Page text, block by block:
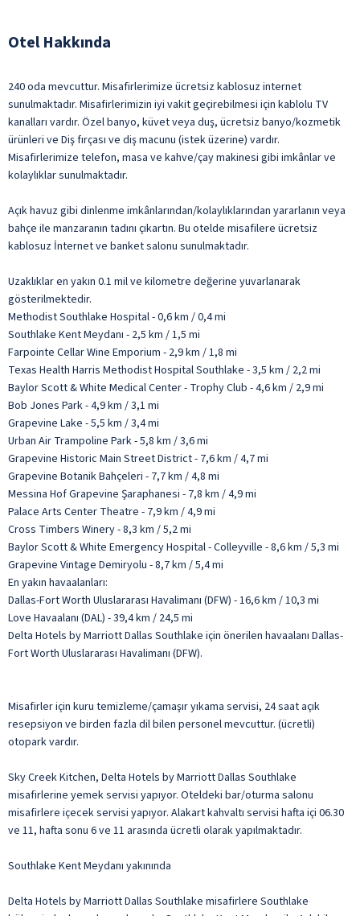
Otel Hakkında
240 oda mevcuttur. Misafirlerimize ücretsiz kablosuz internet
sunulmaktadır. Misafirlerimizin iyi vakit geçirebilmesi için kablolu TV
kanalları vardır. Özel banyo, küvet veya duş, ücretsiz banyo/kozmetik
ürünleri ve Diş fırçası ve diş macunu (istek üzerine) vardır.
Misafirlerimize telefon, masa ve kahve/çay makinesi gibi imkânlar ve
kolaylıklar sunulmaktadır.
Açık havuz gibi dinlenme imkânlarından/kolaylıklarından yararlanın veya
bahçe ile manzaranın tadını çıkartın. Bu otelde misafilere ücretsiz
kablosuz İnternet ve banket salonu sunulmaktadır.
Uzaklıklar en yakın 0.1 mil ve kilometre değerine yuvarlanarak
gösterilmektedir.
Methodist Southlake Hospital - 0,6 km / 0,4 mi
Southlake Kent Meydanı - 2,5 km / 1,5 mi
Farpointe Cellar Wine Emporium - 2,9 km / 1,8 mi
Texas Health Harris Methodist Hospital Southlake - 3,5 km / 2,2 mi
Baylor Scott & White Medical Center - Trophy Club - 4,6 km / 2,9 mi
Bob Jones Park - 4,9 km / 3,1 mi
Grapevine Lake - 5,5 km / 3,4 mi
Urban Air Trampoline Park - 5,8 km / 3,6 mi
Grapevine Historic Main Street District - 7,6 km / 4,7 mi
Grapevine Botanik Bahçeleri - 7,7 km / 4,8 mi
Messina Hof Grapevine Şaraphanesi - 7,8 km / 4,9 mi
Palace Arts Center Theatre - 7,9 km / 4,9 mi
Cross Timbers Winery - 8,3 km / 5,2 mi
Baylor Scott & White Emergency Hospital - Colleyville - 8,6 km / 5,3 mi
Grapevine Vintage Demiryolu - 8,7 km / 5,4 mi
En yakın havaalanları:
Dallas-Fort Worth Uluslararası Havalimanı (DFW) - 16,6 km / 10,3 mi
Love Havaalanı (DAL) - 39,4 km / 24,5 mi
Delta Hotels by Marriott Dallas Southlake için önerilen havaalanı Dallas-
Fort Worth Uluslararası Havalimanı (DFW).
Misafirler için kuru temizleme/çamaşır yıkama servisi, 24 saat açık
resepsiyon ve birden fazla dil bilen personel mevcuttur. (ücretli)
otopark vardır.
Sky Creek Kitchen, Delta Hotels by Marriott Dallas Southlake
misafirlerine yemek servisi yapıyor. Oteldeki bar/oturma salonu
misafirlere içecek servisi yapıyor. Alakart kahvaltı servisi hafta içi 06.30
ve 11, hafta sonu 6 ve 11 arasında ücretli olarak yapılmaktadır.
Southlake Kent Meydanı yakınında
Delta Hotels by Marriott Dallas Southlake misafirlere Southlake